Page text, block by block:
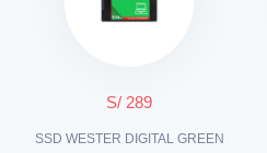
S/ 289
SSD WESTER DIGITAL GREEN